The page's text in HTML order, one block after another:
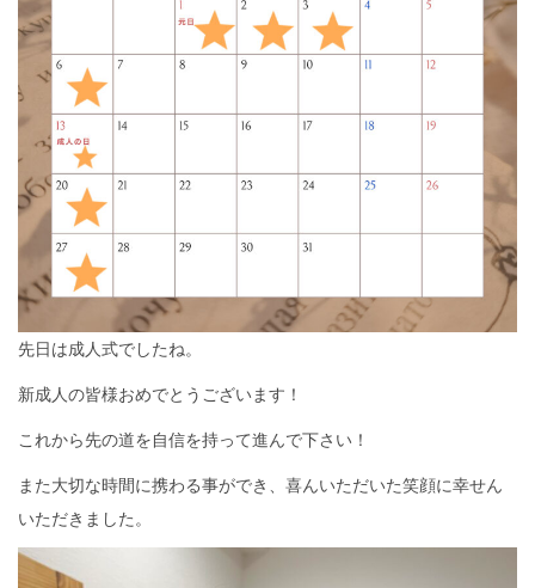
先日は成人式でしたね。
新成人の皆様おめでとうございます！
これから先の道を自信を持って進んで下さい！
また大切な時間に携わる事ができ、喜んいただいた笑顔に幸せん
いただきました。